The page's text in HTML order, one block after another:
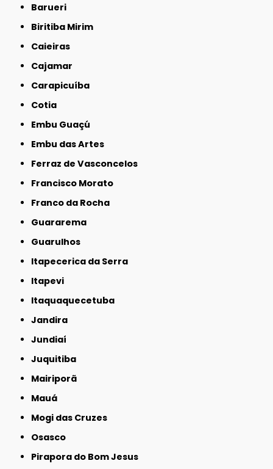
Barueri
Biritiba Mirim
Caieiras
Cajamar
Carapicuíba
Cotia
Embu Guaçú
Embu das Artes
Ferraz de Vasconcelos
Francisco Morato
Franco da Rocha
Guararema
Guarulhos
Itapecerica da Serra
Itapevi
Itaquaquecetuba
Jandira
Jundiaí
Juquitiba
Mairiporã
Mauá
Mogi das Cruzes
Osasco
Pirapora do Bom Jesus